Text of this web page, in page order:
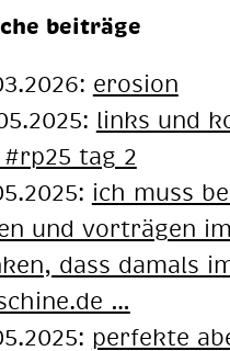
beiträge
erosion
links und
tag 2
ich muss
und vor­trä­gen
dass da­mals
…
per­fek­te